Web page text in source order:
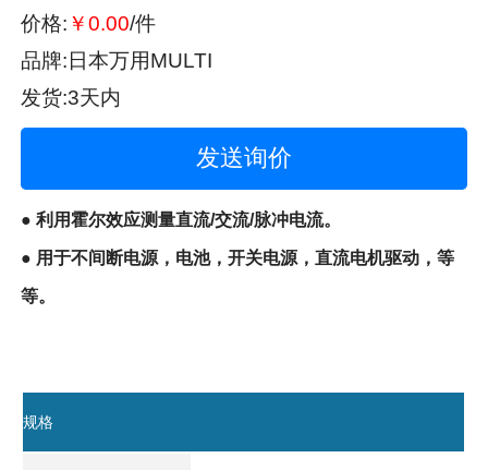
价格: ￥0.00/件
品牌:日本万用MULTI
发货:3天内
发送询价
● 利用霍尔效应测量直流/交流/脉冲电流。
● 用于不间断电源，电池，开关电源，直流电机驱动，等
等。
规格